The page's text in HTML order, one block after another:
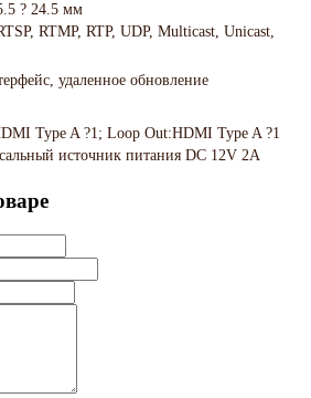
? 24.5 мм
RTMP, RTP, UDP, Multicast, Unicast,
удаленное обновление
Type A ?1; Loop Out:HDMI Type A ?1
источник питания DC 12V 2А